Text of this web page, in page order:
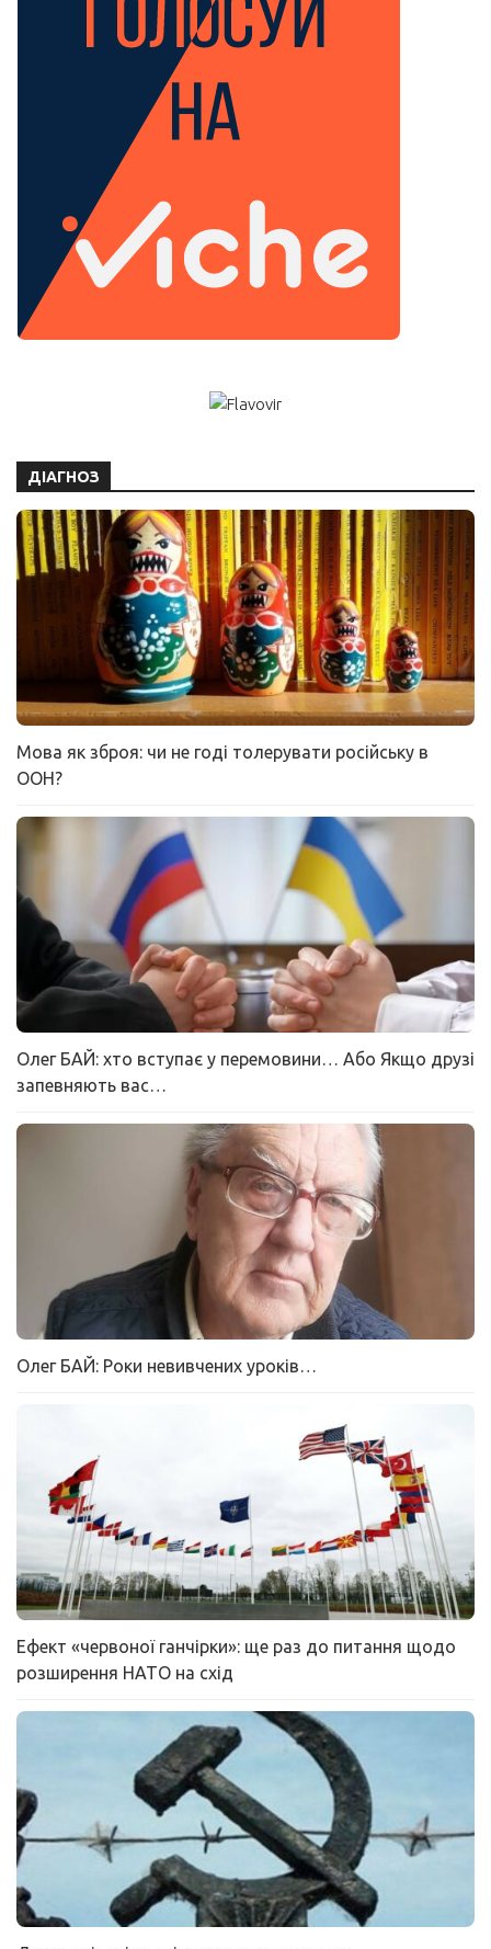
ДІАГНОЗ
Мова як зброя: чи не годі толерувати російську в
ООН?
Олег БАЙ: хто вступає у перемовини… Або Якщо друзі
запевняють вас…
Олег БАЙ: Роки невивчених уроків…
Ефект «червоної ганчірки»: ще раз до питання щодо
розширення НАТО на схід